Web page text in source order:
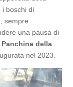
i boschi di
sempre
una pausa di
Panchina della
nel 2023.